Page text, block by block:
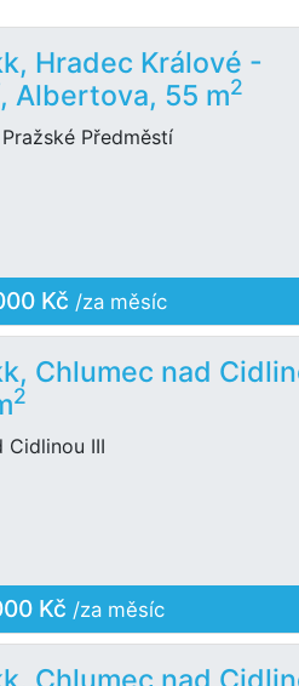
Hradec Králové -
Albertova, 55 m2
Předměstí
Kč /za měsíc
Chlumec nad
2
Cidlinou III
Kč /za měsíc